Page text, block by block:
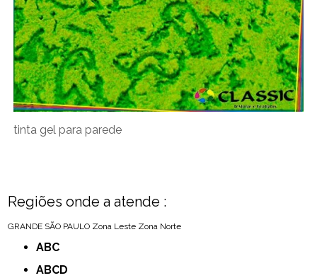
tinta gel para parede
Regiões onde a atende :
GRANDE SÃO PAULO Zona Leste Zona Norte
ABC
ABCD